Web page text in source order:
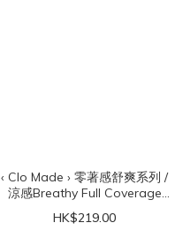
‹ Clo Made › 零著感舒爽系列 /
涼感Breathy Full Coverage
Bra Top（可拆胸墊）
HK$219.00